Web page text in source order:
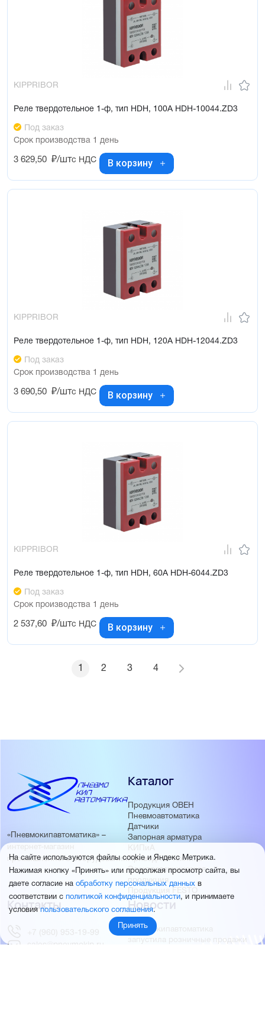
KIPPRIBOR
Реле твердотельное 1-ф, тип HDH, 100А HDH-10044.ZD3
Под заказ
Срок производства 1 день
3 629,50 ₽/штс НДС В корзину
KIPPRIBOR
Реле твердотельное 1-ф, тип HDH, 120А HDH-12044.ZD3
Под заказ
Срок производства 1 день
3 690,50 ₽/штс НДС В корзину
KIPPRIBOR
Реле твердотельное 1-ф, тип HDH, 60А HDH-6044.ZD3
Под заказ
Срок производства 1 день
2 537,60 ₽/штс НДС В корзину
1 2 3 4
«Пневмокипавтоматика» –
интернет-магазин
промышленного оборудования
Каталог
Продукция ОВЕН
Пневмоавтоматика
Датчики
Запорная арматура
КИПиА
Приводная техника
Электротехническая
продукция
Продукция FESTO
Новости
Пневмокипавтоматика
запустила розничные продажи
Контакты
+7 (960) 953-19-99
sales@pnevmokip.ru
На сайте используются файлы cookie и Яндекс Метрика.
Нажимая кнопку «Принять» или продолжая просмотр сайта, вы
даете согласие на обработку персональных данных в
соответствии с политикой конфиденциальности, и принимаете
условияпользовательского соглашения.
Принять